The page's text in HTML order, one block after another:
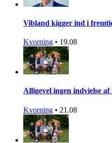
Vibland kigger ind i
Kvorning • 19.08
Alligevel ingen indvielse
Kvorning • 21.08